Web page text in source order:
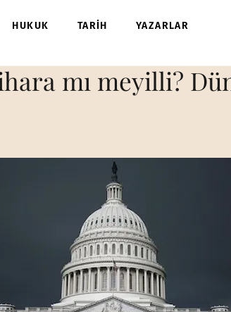
HUKUK TARİH YAZARLAR
mı meyilli?